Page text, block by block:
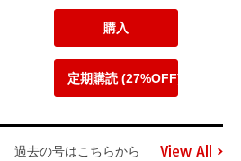
購入
定期購読 (27%OFF)
過去の号はこちらから View All